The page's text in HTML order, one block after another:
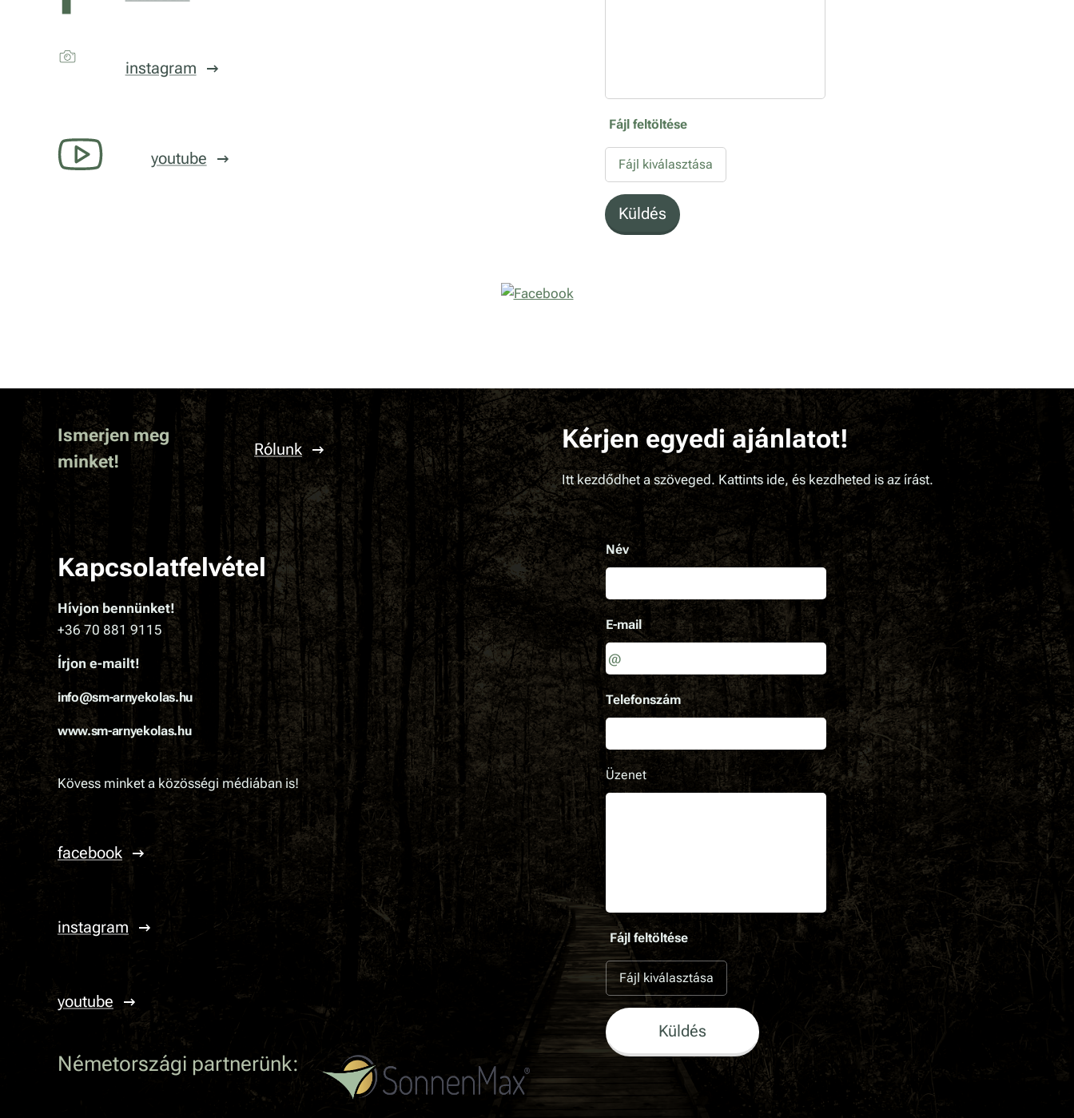
instagram
youtube
Fájl feltöltése
Fájl kiválasztása
Küldés
Ismerjen meg
minket!
Rólunk
Kapcsolatfelvétel
Hívjon bennünket!
+36 70 881 9115
Írjon e-mailt!
info@sm-arnyekolas.hu
www.sm-arnyekolas.hu
Kövess minket a közösségi médiában is!
facebook
instagram
youtube
Németországi partnerünk:
Kérjen egyedi ajánlatot!
Itt kezdődhet a szöveged. Kattints ide, és kezdheted is az írást.
Név
E-mail
Telefonszám
Üzenet
Fájl feltöltése
Fájl kiválasztása
Küldés